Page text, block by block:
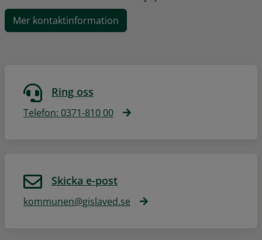
Mer kontaktinformation
Ring oss
Telefon: 0371-810 00
Skicka e-post
kommunen@gislaved.se